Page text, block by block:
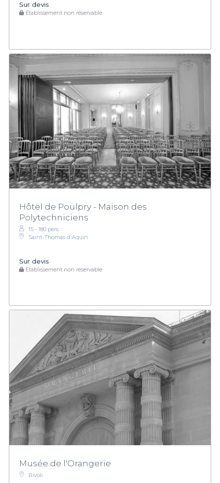
Sur devis
Établissement non réservable
Hôtel de Poulpry - Maison des
Polytechniciens
15 - 180 pers.
Saint-Thomas d'Aquin
Sur devis
Établissement non réservable
Musée de l'Orangerie
Rivoli